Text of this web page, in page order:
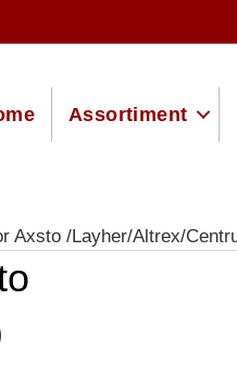
Assortiment
Axsto /Layher/Altrex/